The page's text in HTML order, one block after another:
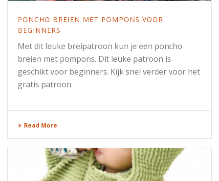
PONCHO BREIEN MET POMPONS VOOR
BEGINNERS
Met dit leuke breipatroon kun je een poncho
breien met pompons. Dit leuke patroon is
geschikt voor beginners. Kijk snel verder voor het
gratis patroon.
Read More